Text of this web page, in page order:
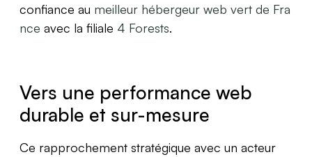
confiance au meilleur hébergeur web vert de Fra
nce avec la filiale 4 Forests.
Vers une performance web
durable et sur-mesure
Ce rapprochement stratégique avec un acteur